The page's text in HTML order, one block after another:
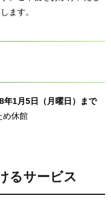
ます。
年1月5日（月曜日）まで
め休館
るサービス